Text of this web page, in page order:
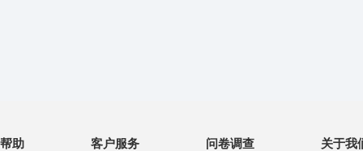
帮助 客户服务 问卷调查 关于我